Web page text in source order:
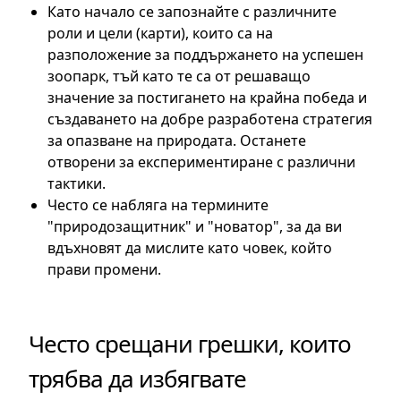
Като начало се запознайте с различните
роли и цели (карти), които са на
разположение за поддържането на успешен
зоопарк, тъй като те са от решаващо
значение за постигането на крайна победа и
създаването на добре разработена стратегия
за опазване на природата. Останете
отворени за експериментиране с различни
тактики.
Често се набляга на термините
"природозащитник" и "новатор", за да ви
вдъхновят да мислите като човек, който
прави промени.
Често срещани грешки, които
трябва да избягвате